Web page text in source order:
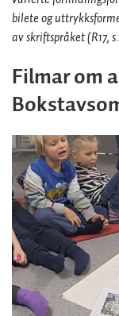
bilete og
av skriftspråket (R17,
Filmar om